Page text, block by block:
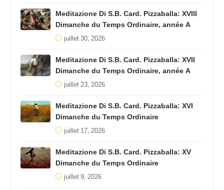
Meditazione Di S.B. Card. Pizzaballa: XVIII
Dimanche du Temps Ordinaire, année A
juillet 30, 2026
Meditazione Di S.B. Card. Pizzaballa: XVII
Dimanche du Temps Ordinaire, année A
juillet 23, 2026
Meditazione Di S.B. Card. Pizzaballa: XVI
Dimanche du Temps Ordinaire
juillet 17, 2026
Meditazione Di S.B. Card. Pizzaballa: XV
Dimanche du Temps Ordinaire
juillet 9, 2026